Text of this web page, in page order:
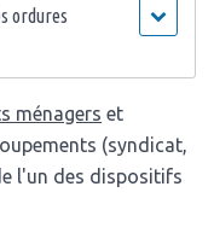
ordures
ménagers et
(syndicat,
l'un des dispositifs